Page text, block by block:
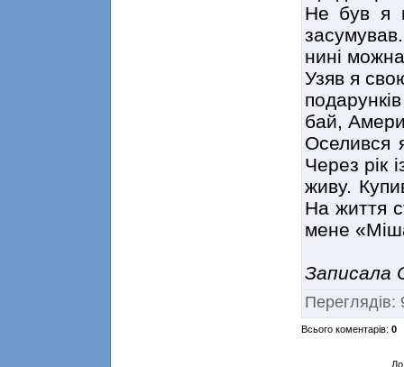
Не був я
нині
Узяв я
бай,
Оселився
Через рік
живу.
На життя
мене
Записала
Переглядів:
Всього коментарів: 0